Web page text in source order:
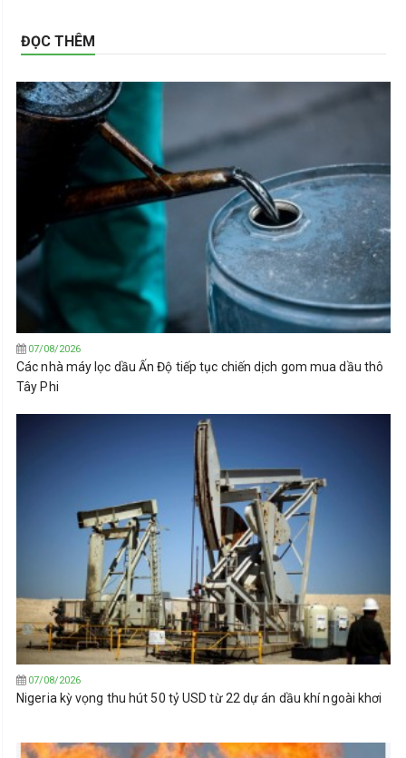
ĐỌC THÊM
07/08/2026
Các nhà máy lọc dầu Ấn Độ tiếp tục chiến dịch gom mua dầu thô
Tây Phi
07/08/2026
Nigeria kỳ vọng thu hút 50 tỷ USD từ 22 dự án dầu khí ngoài khơi